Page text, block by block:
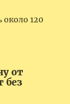
около 120
от
без